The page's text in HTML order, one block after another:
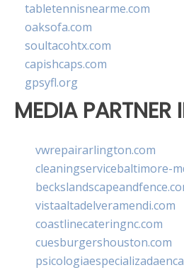
tabletennisnearme.com
oaksofa.com
soultacohtx.com
capishcaps.com
gpsyfl.org
MEDIA PARTNER
vwrepairarlington.com
cleaningservicebaltimore-
vistaaltadelveramendi.com
coastlinecateringnc.com
cuesburgershouston.com